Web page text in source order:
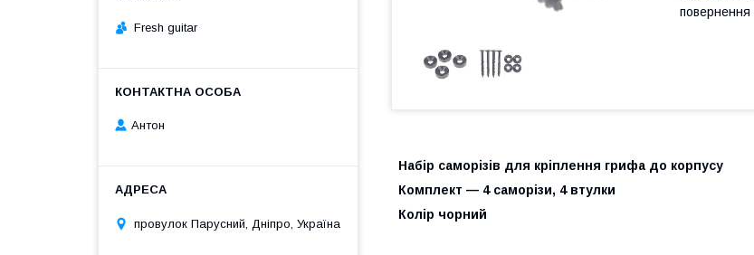
повернення
Набір саморізів для кріплення грифа до корпусу
Комплект — 4 саморізи, 4 втулки
Колір чорний
Fresh guitar
Антон
провулок Парусний, Дніпро, Україна